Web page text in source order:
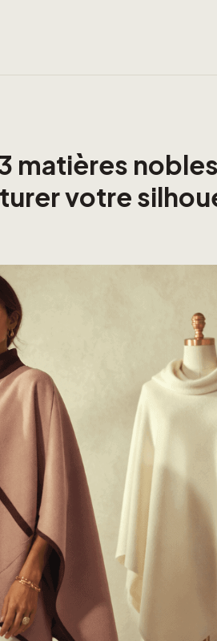
matières
votre